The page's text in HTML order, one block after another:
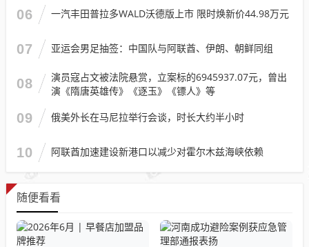
06 一汽丰田普拉多WALD沃德版上市 限时焕新价44.98万元
07 亚运会男足抽签：中国队与阿联酋、伊朗、朝鲜同组
08
演员寇占文被法院悬赏，立案标的6945937.07元，曾出
演《隋唐英雄传》《逐玉》《镖人》等
09 俄美外长在马尼拉举行会谈，时长大约半小时
10 阿联酋加速建设新港口以减少对霍尔木兹海峡依赖
随便看看